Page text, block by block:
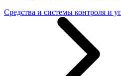
Средства и системы контроля и